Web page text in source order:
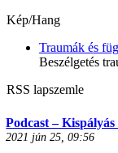
Kép/Hang
Traumák és
Beszélgetés
RSS lapszemle
Podcast –
2021 jún 25, 09:56